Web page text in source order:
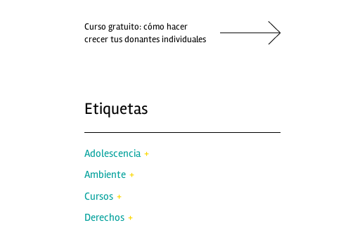
Curso gratuito: cómo hacer
crecer tus donantes individuales
Etiquetas
Adolescencia
Ambiente
Cursos
Derechos